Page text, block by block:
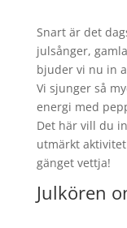
Snart är det
julsånger,
bjuder vi nu in
Vi sjunger så
energi med
Det här vill du
utmärkt
gänget vettja!
Julkören